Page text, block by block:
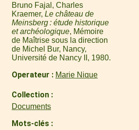
Bruno Fajal, Charles
Kraemer, Le château de
Meinsberg : étude historique
et archéologique, Mémoire
de Maîtrise sous la direction
de Michel Bur, Nancy,
Université de Nancy II, 1980.
Operateur Marie Nique
Collection
Documents
Mots-clés